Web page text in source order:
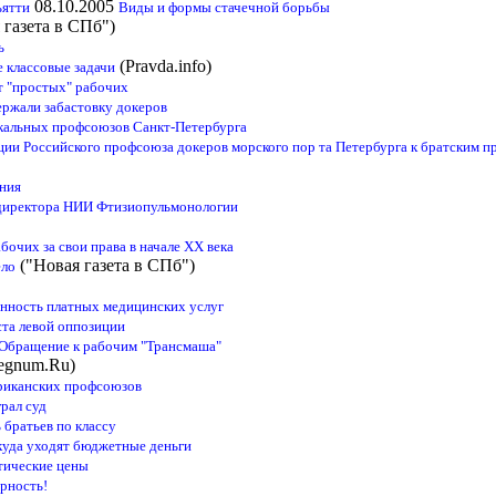
08.10.2005 Виды и формы стачечной борьбы
в СПб")
задачи (Pravda.info)
"простых" рабочих
забастовку докеров
профсоюзов Санкт-Петербурга
Российского профсоюза докеров морского пор та Петербурга к братским
НИИ Фтизиопульмонологии
за свои права в начале XX века
("Новая газета в СПб")
платных медицинских услуг
левой оппозиции
к рабочим "Трансмаша"
профсоюзов
суд
по классу
уходят бюджетные деньги
цены